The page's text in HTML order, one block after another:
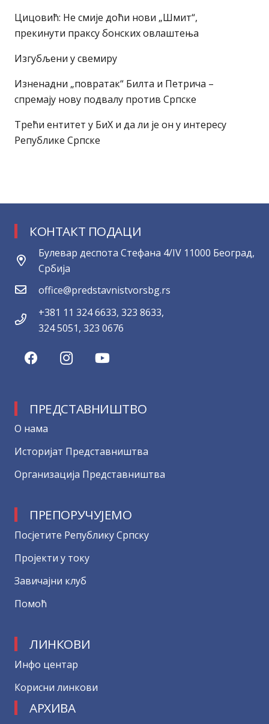
Цицовић: Не смије доћи нови „Шмит“,
прекинути праксу бонских овлаштења
Изгубљени у свемиру
Изненадни „повратак“ Билта и Петрича –
спремају нову подвалу против Српске
Трећи ентитет у БиХ и да ли је он у интересу
Републике Српске
КОНТАКТ ПОДАЦИ
Булевар деспота Стефана 4/IV 11000 Београд,
Србија
office@predstavnistvorsbg.rs
+381 11 324 6633, 323 8633,
324 5051, 323 0676
ПРЕДСТАВНИШТВО
О нама
Историјат Представништва
Организација Представништва
ПРЕПОРУЧУЈЕМО
Посјетите Републику Српску
Пројекти у току
Завичајни клуб
Помоћ
ЛИНКОВИ
Инфо центар
Корисни линкови
АРХИВА